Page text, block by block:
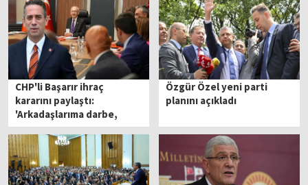
CHP'li Başarır ihraç
kararını paylaştı:
'Arkadaşlarıma darbe,
bana özel darbe'
Özgür Özel yeni parti
planını açıkladı